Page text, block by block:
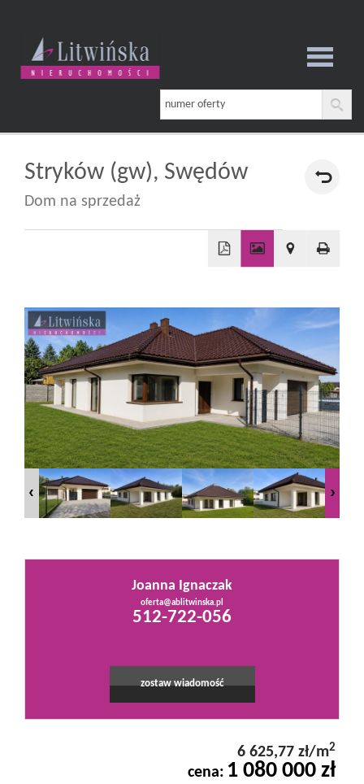
Strona
główna
Mieszkania
Domy
Działki
Kontakt
Stryków (gw), Swędów
Dom na sprzedaż
−
Joanna Ignaczak
oferta@ablitwinska.pl
512-722-056
zostaw wiadomość
6 625,77 zł/m2
cena: 1 080 000 zł